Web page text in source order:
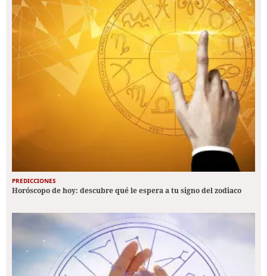
PREDICCIONES
Horóscopo de hoy: descubre qué le espera a tu signo del zodiaco